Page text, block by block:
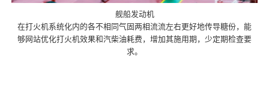
舰船发动机
在打火机系统化内的各不相同气固两相流流左右更好地传导糖份，能
够网站优化打火机效果和汽柴油耗费，增加其施用期，少定期检查要
求。